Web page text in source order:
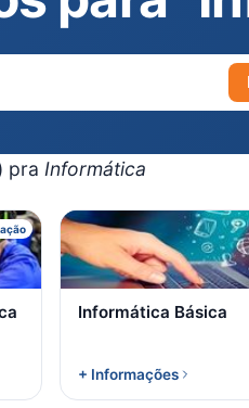
pra Informática
I
Informática Básica
+ Informações